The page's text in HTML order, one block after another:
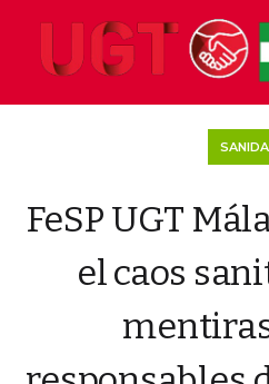
FeSP UGT
el caos